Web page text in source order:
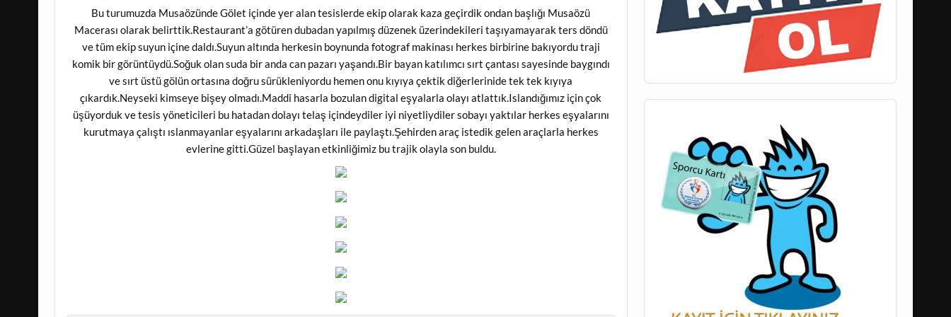
Bu turumuzda Musaözünde Gölet içinde yer alan tesislerde ekip olarak kaza geçirdik ondan başlığı Musaözü
Macerası olarak belirttik.Restaurant’a götüren dubadan yapılmış düzenek üzerindekileri taşıyamayarak ters döndü
ve tüm ekip suyun içine daldı.Suyun altında herkesin boynunda fotograf makinası herkes birbirine bakıyordu traji
komik bir görüntüydü.Soğuk olan suda bir anda can pazarı yaşandı.Bir bayan katılımcı sırt çantası sayesinde baygındı
ve sırt üstü gölün ortasına doğru sürükleniyordu hemen onu kıyıya çektik diğerlerinide tek tek kıyıya
çıkardık.Neyseki kimseye bişey olmadı.Maddi hasarla bozulan digital eşyalarla olayı atlattık.Islandığımız için çok
üşüyorduk ve tesis yöneticileri bu hatadan dolayı telaş içindeydiler iyi niyetliydiler sobayı yaktılar herkes eşyalarını
kurutmaya çalıştı ıslanmayanlar eşyalarını arkadaşları ile paylaştı.Şehirden araç istedik gelen araçlarla herkes
evlerine gitti.Güzel başlayan etkinliğimiz bu trajik olayla son buldu.